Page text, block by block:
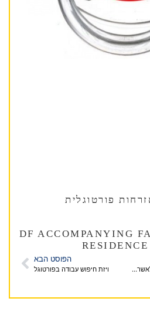
פורטוגלית
DF ACCOMPANYING
VFS Global: מרכז השירות לאשרות ויזה לפורטוגל בישראל
הפוסט הבא
ויזת חיפוש עבודה בפורטוגל